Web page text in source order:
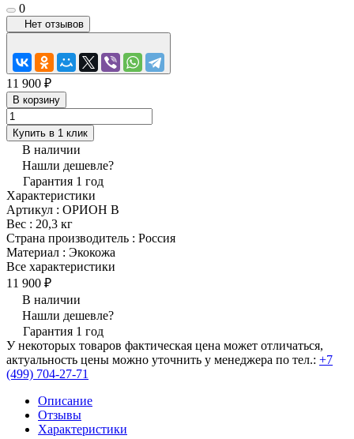
0
Нет отзывов
11 900 ₽
В корзину
Купить в 1 клик
В наличии
Нашли дешевле?
Гарантия 1 год
Характеристики
Артикул : ОРИОН В
Вес : 20,3 кг
Страна производитель : Россия
Материал : Экокожа
Все характеристики
11 900 ₽
В наличии
Нашли дешевле?
Гарантия 1 год
У некоторых товаров фактическая цена может отличаться,
актуальность цены можно уточнить у менеджера по тел.: +7
(499) 704-27-71
Описание
Отзывы
Характеристики